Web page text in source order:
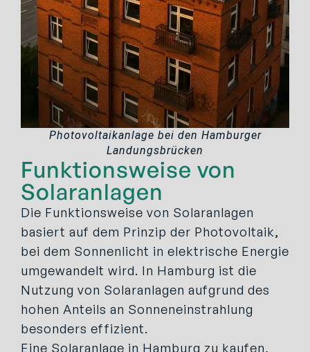
Photovoltaikanlage bei den Hamburger
Landungsbrücken
Funktionsweise von
Solaranlagen
Die Funktionsweise von Solaranlagen
basiert auf dem Prinzip der Photovoltaik,
bei dem Sonnenlicht in elektrische Energie
umgewandelt wird. In Hamburg ist die
Nutzung von Solaranlagen aufgrund des
hohen Anteils an Sonneneinstrahlung
besonders effizient.
Eine Solaranlage in Hamburg zu kaufen,